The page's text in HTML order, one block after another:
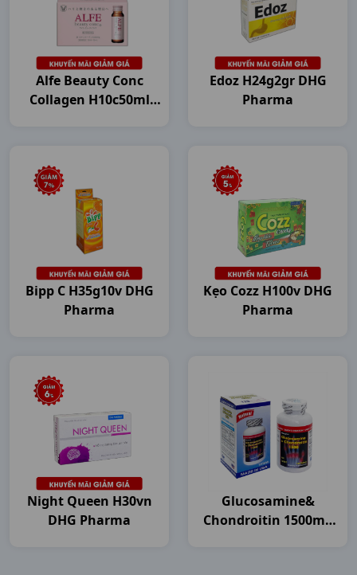
Alfe Beauty Conc
Collagen H10c50ml
Edoz H24g2gr DHG
Pharma
Bipp C H35g10v DHG
Pharma
Kẹo Cozz H100v DHG
Pharma
Night Queen H30vn
DHG Pharma
Glucosamine&
Chondroitin 1500mg